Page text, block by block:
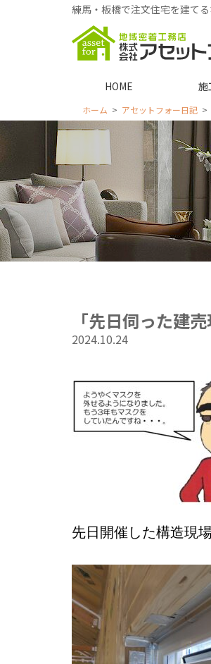
練馬・板橋で注文住宅を建て
HOME 施
ホーム アセットフォー日記
「先日伺った建
2024.10.24
先日開催した構造現